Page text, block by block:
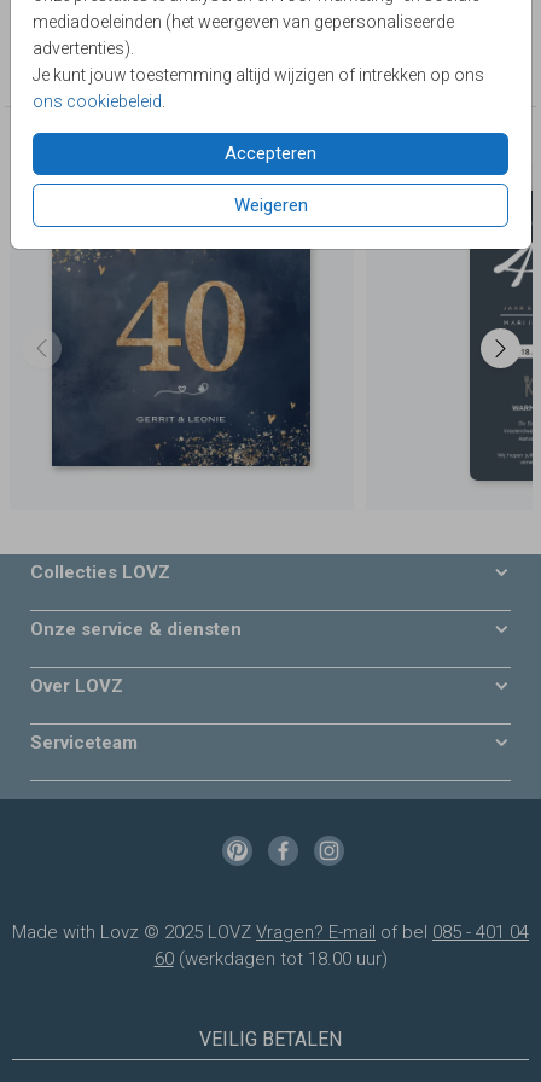
mediadoeleinden (het weergeven van gepersonaliseerde
advertenties).
Je kunt jouw toestemming altijd wijzigen of intrekken op ons
ons cookiebeleid
Accepteren
Weigeren
Lievez
Collectie
40 jaar getrouwd
Deze producten zijn wellicht ook iets voor je
Collecties LOVZ
Onze service & diensten
Over LOVZ
Serviceteam
Made with Lovz © 2025 LOVZ Vragen? E-mail of bel 085 - 401 04
60(werkdagen tot 18.00 uur)
VEILIG BETALEN